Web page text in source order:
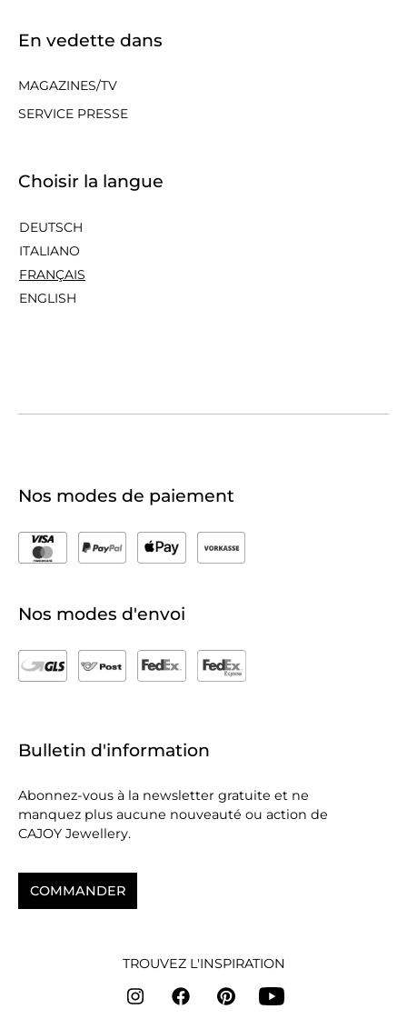
En vedette dans
MAGAZINES/TV
SERVICE PRESSE
Choisir la langue
DEUTSCH
ITALIANO
FRANÇAIS
ENGLISH
Nos modes de paiement
Nos modes d'envoi
Bulletin d'information
Abonnez-vous à la newsletter gratuite et ne
manquez plus aucune nouveauté ou action de
CAJOY Jewellery.
COMMANDER
TROUVEZ L'INSPIRATION